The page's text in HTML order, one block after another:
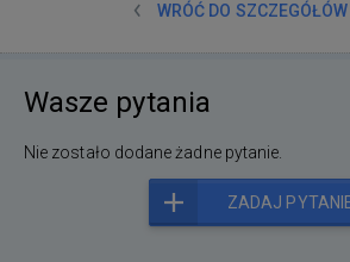
WRÓĆ DO SZCZEGÓŁÓW
Wasze pytania
Nie zostało dodane żadne pytanie.
ZADAJ